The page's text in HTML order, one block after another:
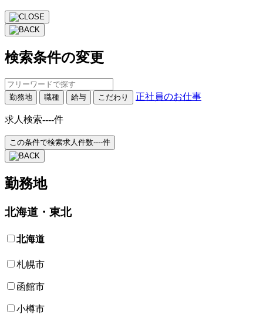
検索条件の変更
勤務地 職種 給与 こだわり 正社員のお仕事
求人検索----件
この条件で検索求人件数----件
勤務地
北海道・東北
北海道
札幌市
函館市
小樽市